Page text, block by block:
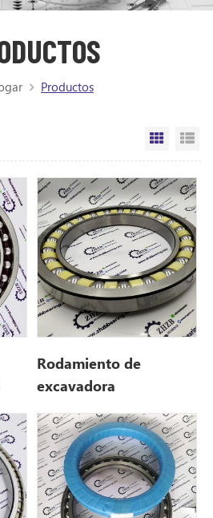
Productos
Vista
Rodamiento de
excavadora
* 47)